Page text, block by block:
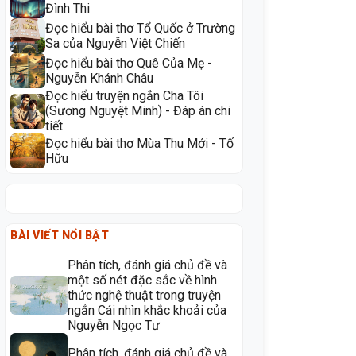
Đình Thi
Đọc hiểu bài thơ Tổ Quốc ở Trường
Sa của Nguyễn Việt Chiến
Đọc hiểu bài thơ Quê Của Mẹ -
Nguyễn Khánh Châu
Đọc hiểu truyện ngắn Cha Tôi
(Sương Nguyệt Minh) - Đáp án chi
tiết
Đọc hiểu bài thơ Mùa Thu Mới - Tố
Hữu
BÀI VIẾT NỔI BẬT
Phân tích, đánh giá chủ đề và
một số nét đặc sắc về hình
thức nghệ thuật trong truyện
ngắn Cái nhìn khắc khoải của
Nguyễn Ngọc Tư